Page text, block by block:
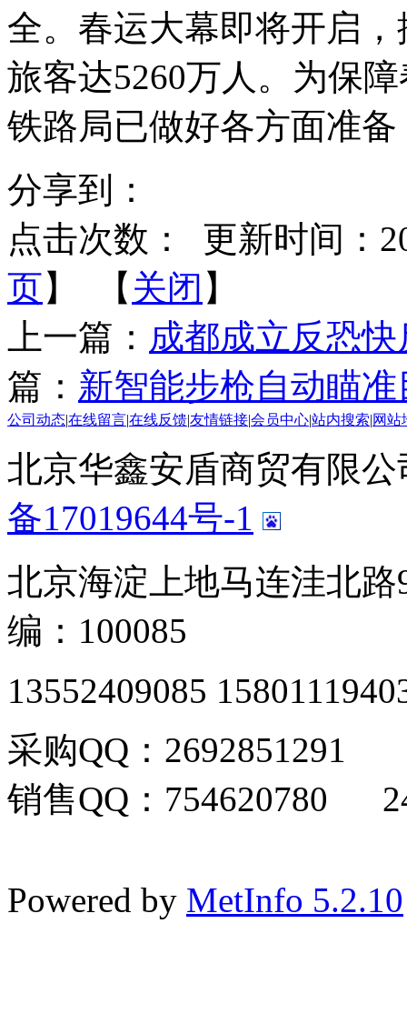
全。春运大幕即将开启
旅客达5260万人。为保
铁路局已做好各方面准
分享到：
点击次数：
更新时间：
页】 【 关闭 】
上一篇： 成都成立反恐
篇： 新智能步枪自动瞄
公司动态在线留言在线反馈友情链接会员中心站内搜索 网站
北京华鑫安盾商贸有限
备17019644号-1
北京海淀上地马连洼北
编：100085
13552409085
采购QQ：2692851291
销售QQ：754620780
Powered by MetInfo 5.2.10